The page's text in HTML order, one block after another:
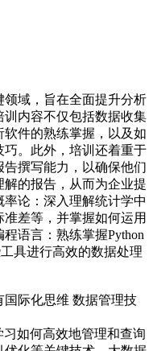
域，旨在全面提升分析
训内容不仅包括数据收集
件的熟练掌握，以及如
。此外，培训还着重于
撰写能力，以确保他们
的报告，从而为企业提
论：深入理解统计学中
差等，并掌握如何运用
语言：熟练掌握Python
具进行高效的数据处理
际化思维 数据管理技
如何高效地管理和查询